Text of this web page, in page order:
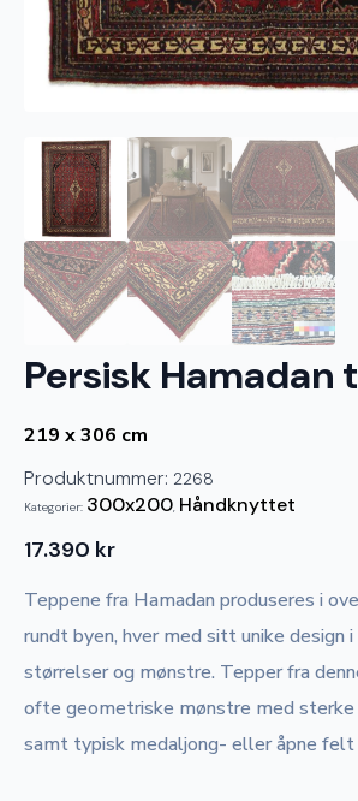
Persisk Hamadan
219 x 306 cm
Produktnummer: 2268
Kategorier: 300x200 Håndknyttet
17.390 kr
Teppene fra Hamadan produseres i
rundt byen, hver med sitt unike design
størrelser og mønstre. Tepper fra
ofte geometriske mønstre med sterke
samt typisk medaljong- eller åpne